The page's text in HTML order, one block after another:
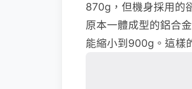
870g，但機身採用的
原本一體成型的鋁合
能縮小到900g。這樣